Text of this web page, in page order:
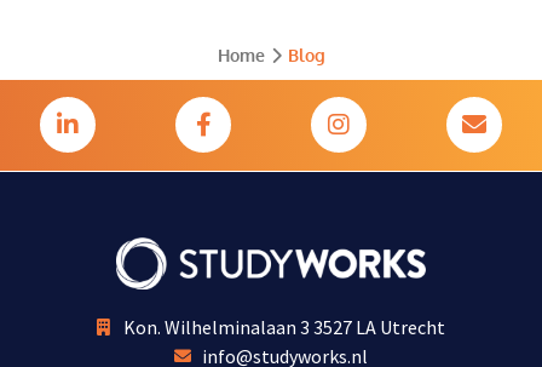
Home Blog
Kon. Wilhelminalaan 3 3527 LA Utrecht
info@studyworks.nl